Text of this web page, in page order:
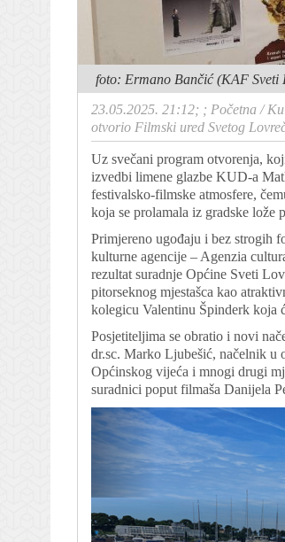
foto: Ermano Bančić (KAF Sveti
23.05.2025. 21:12; ; Početna /
otvorio Filmski ured Svetog
Uz svečani program otvorenja,
izvedbi limene glazbe KUD-a
festivalsko-filmske atmosfere,
koja se prolamala iz gradske lože
Primjereno ugođaju i bez strogih
kulturne agencije – Agenzia
rezultat suradnje Općine Sveti
pitorseknog mjestašca kao
kolegicu Valentinu Špinderk koja
Posjetiteljima se obratio i novi
dr.sc. Marko Ljubešić, načelnik
Općinskog vijeća i mnogi drugi
suradnici poput filmaša Danijela